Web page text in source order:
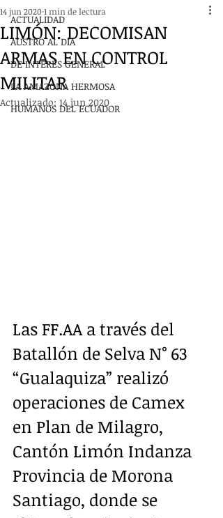
ACTUALIDAD
AUSTRO AL DÍA
DE INTERÉS GENERAL
LA AMAZONA HERMOSA
HUMANOS DEL ECUADOR
LIMÓN: DECOMISAN
ARMAS EN CONTROL
MILITAR
14 jun 20201 min de lectura
Actualizado: 14 jun 2020
Las FF.AA a través del
Batallón de Selva N° 63
“Gualaquiza” realizó
operaciones de Camex
en Plan de Milagro,
Cantón Limón Indanza
Provincia de Morona
Santiago, donde se